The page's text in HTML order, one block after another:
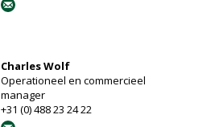
Charles Wolf
Operationeel en commercieel
manager
+31 (0) 488 23 24 22